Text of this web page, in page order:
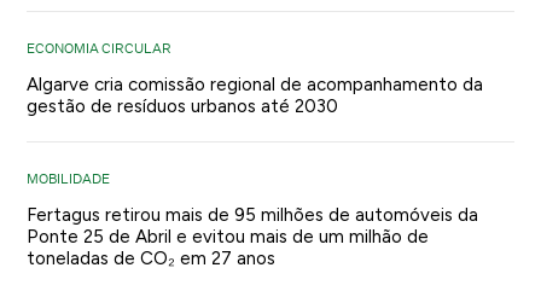
ECONOMIA CIRCULAR
Algarve cria comissão regional de acompanhamento da
gestão de resíduos urbanos até 2030
MOBILIDADE
Fertagus retirou mais de 95 milhões de automóveis da
Ponte 25 de Abril e evitou mais de um milhão de
toneladas de CO₂ em 27 anos